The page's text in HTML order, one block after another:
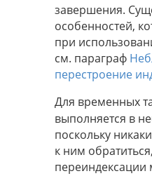
завершения.
особенностей,
при
см. параграф
перестроение
Для временных
выполняется в
поскольку
к ним
переиндексации